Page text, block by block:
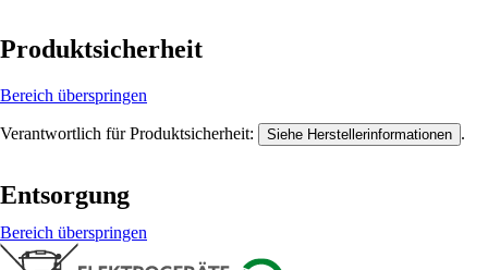
Produktsicherheit
Bereich überspringen
Verantwortlich für Produktsicherheit: Siehe Herstellerinformationen .
Entsorgung
Bereich überspringen